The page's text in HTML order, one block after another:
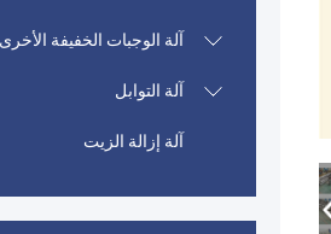
آلة الوجبات الخفيفة الأخرى
آلة التوابل
آلة إزالة الزيت